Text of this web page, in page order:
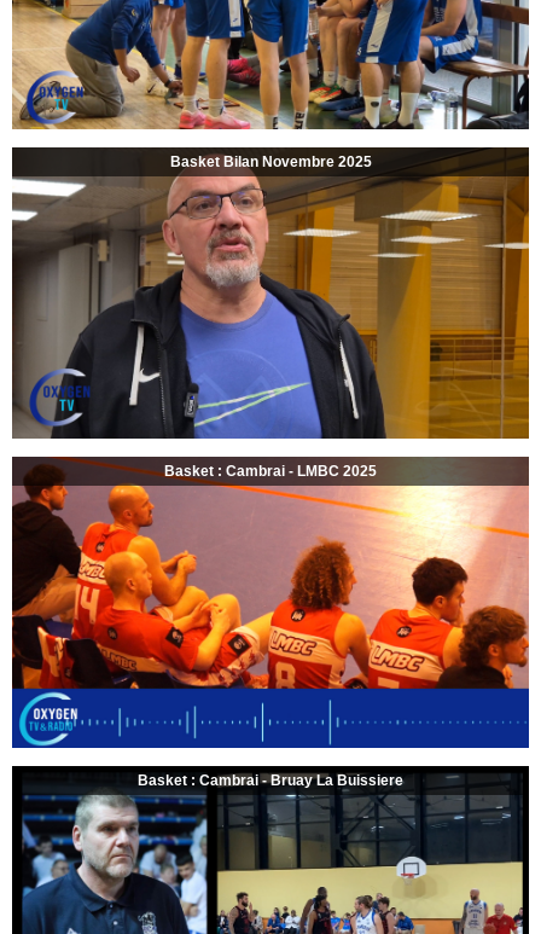
Basket Bilan Novembre 2025
Basket : Cambrai - LMBC 2025
Basket : Cambrai - Bruay La Buissiere